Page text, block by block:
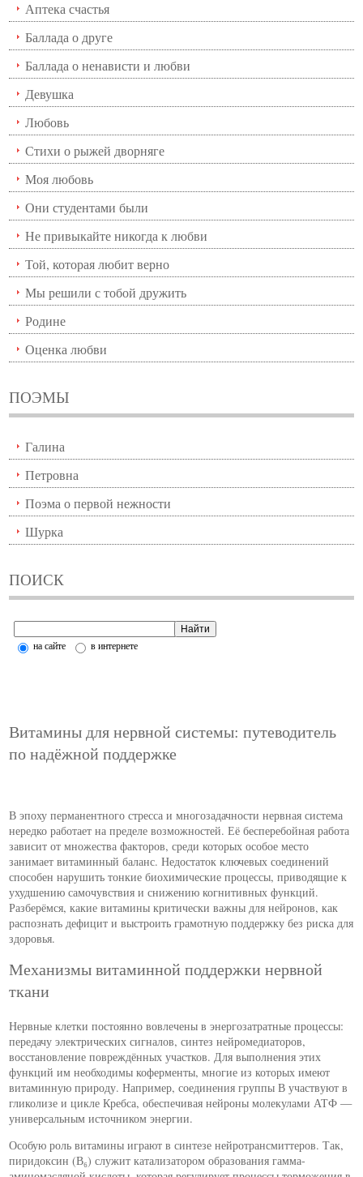
Аптека счастья
Баллада о друге
Баллада о ненависти и любви
Девушка
Любовь
Стихи о рыжей дворняге
Моя любовь
Они студентами были
Не привыкайте никогда к любви
Той, которая любит верно
Мы решили с тобой дружить
Родине
Оценка любви
ПОЭМЫ
Галина
Петровна
Поэма о первой нежности
Шурка
ПОИСК
на сайте в интернете
Витамины для нервной системы: путеводитель
по надёжной поддержке
В эпоху перманентного стресса и многозадачности нервная система
нередко работает на пределе возможностей. Её бесперебойная работа
зависит от множества факторов, среди которых особое место
занимает витаминный баланс. Недостаток ключевых соединений
способен нарушить тонкие биохимические процессы, приводящие к
ухудшению самочувствия и снижению когнитивных функций.
Разберёмся, какие витамины критически важны для нейронов, как
распознать дефицит и выстроить грамотную поддержку без риска для
здоровья.
Механизмы витаминной поддержки нервной
ткани
Нервные клетки постоянно вовлечены в энергозатратные процессы:
передачу электрических сигналов, синтез нейромедиаторов,
восстановление повреждённых участков. Для выполнения этих
функций им необходимы коферменты, многие из которых имеют
витаминную природу. Например, соединения группы В участвуют в
гликолизе и цикле Кребса, обеспечивая нейроны молекулами АТФ —
универсальным источником энергии.
Особую роль витамины играют в синтезе нейротрансмиттеров. Так,
пиридоксин (В₆) служит катализатором образования гамма-